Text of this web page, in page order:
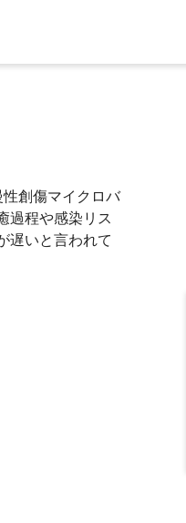
創傷マイクロバ
過程や感染リス
遅いと言われて